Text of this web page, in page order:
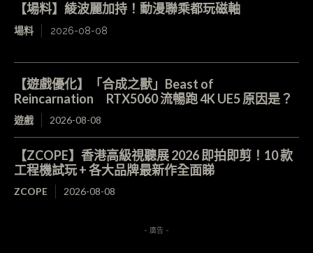
【場料】綾波麗加持！動漫聯乘都玩磁軸
場料 2026-08-08
【遊戲優化】「合成之獸」Beast of
Reincarnation RTX5060 流暢跑 4K UE5 原因是？
遊戲 2026-08-08
【ZCOPE】香港高級視聽展 2026 即拍即剪！10 款
工程機試玩 + 各大品牌最新作全面睇
ZCOPE 2026-08-08
- 廣告 -